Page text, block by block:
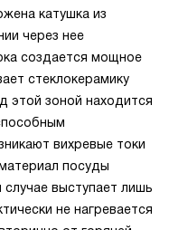
катушка из
через нее
создается мощное
стеклокерамику
этой зоной находится
вихревые токи
посуды
выступает лишь
не нагревается